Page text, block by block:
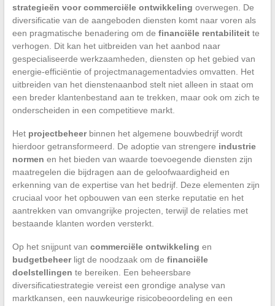
strategieën voor commerciële ontwikkeling overwegen. De
diversificatie van de aangeboden diensten komt naar voren als
een pragmatische benadering om de financiële rentabiliteitte
verhogen. Dit kan het uitbreiden van het aanbod naar
gespecialiseerde werkzaamheden, diensten op het gebied van
energie-efficiëntie of projectmanagementadvies omvatten. Het
uitbreiden van het dienstenaanbod stelt niet alleen in staat om
een breder klantenbestand aan te trekken, maar ook om zich te
onderscheiden in een competitieve markt.
Het projectbeheerbinnen het algemene bouwbedrijf wordt
hierdoor getransformeerd. De adoptie van strengere industrie
normen en het bieden van waarde toevoegende diensten zijn
maatregelen die bijdragen aan de geloofwaardigheid en
erkenning van de expertise van het bedrijf. Deze elementen zijn
cruciaal voor het opbouwen van een sterke reputatie en het
aantrekken van omvangrijke projecten, terwijl de relaties met
bestaande klanten worden versterkt.
Op het snijpunt van commerciële ontwikkeling en
budgetbeheerligt de noodzaak om de financiële
doelstellingen te bereiken. Een beheersbare
diversificatiestrategie vereist een grondige analyse van
marktkansen, een nauwkeurige risicobeoordeling en een